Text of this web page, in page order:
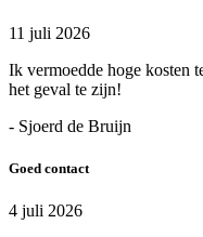
11 juli 2026
Ik vermoedde hoge kosten
het geval te zijn!
- Sjoerd de Bruijn
Goed contact
4 juli 2026